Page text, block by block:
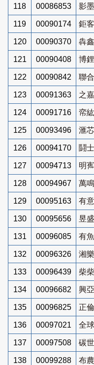
118 00086853 影
119 00090174 鉅
120 00090370 犇
121 00090408 博
122 00090842 聯
123 00091363 之
124 00091716 帟
125 00093496 滙
126 00094170 鬪
127 00094713 明
128 00094967 萬
129 00095163 有
130 00095656 昱
131 00096085 有
132 00096326 湘
133 00096439 柴
134 00096682 興
135 00096825 正
136 00097021 全
137 00097508 碳
138 00099288 布